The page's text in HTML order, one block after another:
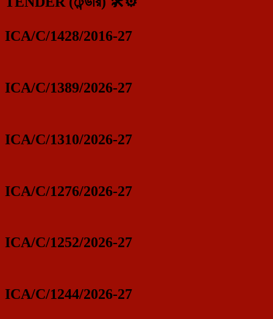
ICA/C/1428/2016-27
ICA/C/1389/2026-27
ICA/C/1310/2026-27
ICA/C/1276/2026-27
ICA/C/1252/2026-27
ICA/C/1244/2026-27